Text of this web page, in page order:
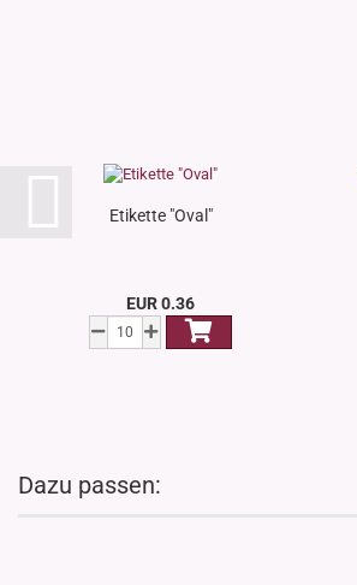
Etikette "Oval"
EUR 0.36
Dazu passen: